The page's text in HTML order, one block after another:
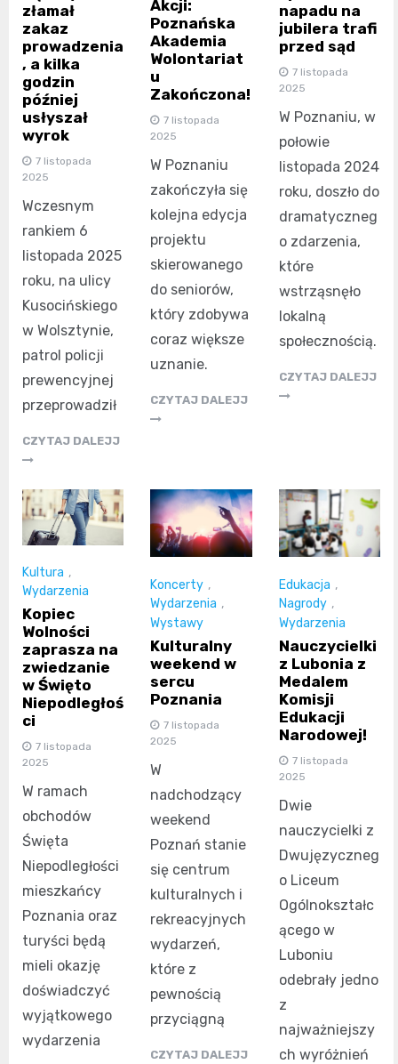
złamał
zakaz
prowadzenia
, a kilka
godzin
później
usłyszał
wyrok
7 listopada
2025
Wczesnym
rankiem 6
listopada 2025
roku, na ulicy
Kusocińskiego
w Wolsztynie,
patrol policji
prewencyjnej
przeprowadził
CZYTAJ DALEJJ
Akcji:
Poznańska
Akademia
Wolontariat
u
Zakończona!
7 listopada
2025
W Poznaniu
zakończyła się
kolejna edycja
projektu
skierowanego
do seniorów,
który zdobywa
coraz większe
uznanie.
CZYTAJ DALEJJ
napadu na
jubilera trafi
przed sąd
7 listopada
2025
W Poznaniu, w
połowie
listopada 2024
roku, doszło do
dramatyczneg
o zdarzenia,
które
wstrząsnęło
lokalną
społecznością.
CZYTAJ DALEJJ
Kultura ,
Wydarzenia
Kopiec
Wolności
zaprasza na
zwiedzanie
w Święto
Niepodległoś
ci
7 listopada
2025
W ramach
obchodów
Święta
Niepodległości
mieszkańcy
Poznania oraz
turyści będą
mieli okazję
doświadczyć
wyjątkowego
wydarzenia
Koncerty ,
Wydarzenia ,
Wystawy
Kulturalny
weekend w
sercu
Poznania
7 listopada
2025
W
nadchodzący
weekend
Poznań stanie
się centrum
kulturalnych i
rekreacyjnych
wydarzeń,
które z
pewnością
przyciągną
CZYTAJ DALEJJ
Edukacja ,
Nagrody ,
Wydarzenia
Nauczycielki
z Lubonia z
Medalem
Komisji
Edukacji
Narodowej!
7 listopada
2025
Dwie
nauczycielki z
Dwujęzyczneg
o Liceum
Ogólnokształc
ącego w
Luboniu
odebrały jedno
z
najważniejszy
ch wyróżnień